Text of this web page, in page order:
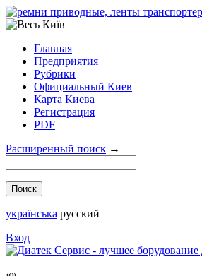
Главная
Предприятия
Рубрики
Официальный Киев
Карта Киева
Регистрация
PDF
Расширенный поиск →
українська русский
Вход